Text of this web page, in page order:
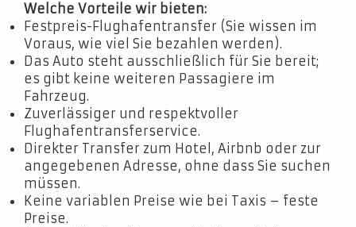
Welche Vorteile wir bieten:
Festpreis-Flughafentransfer (Sie wissen im
Voraus, wie viel Sie bezahlen werden).
Das Auto steht ausschließlich für Sie bereit;
es gibt keine weiteren Passagiere im
Fahrzeug.
Zuverlässiger und respektvoller
Flughafentransferservice.
Direkter Transfer zum Hotel, Airbnb oder zur
angegebenen Adresse, ohne dass Sie suchen
müssen.
Keine variablen Preise wie bei Taxis – feste
Preise.